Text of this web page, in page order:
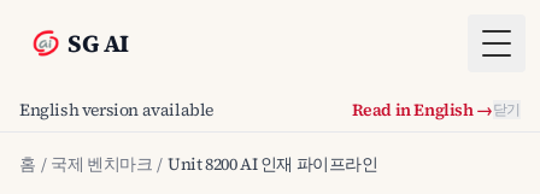
SG AI
English version available Read in English →닫기
홈 / 국제 벤치마크 / Unit 8200 AI 인재 파이프라인